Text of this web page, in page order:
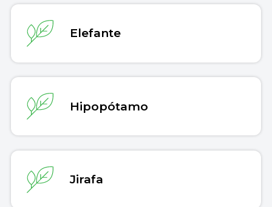
Elefante
Hipopótamo
Jirafa